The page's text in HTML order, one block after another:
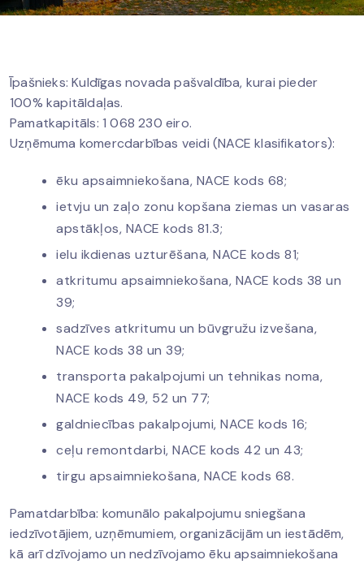
Īpašnieks: Kuldīgas novada pašvaldība, kurai pieder
100% kapitāldaļas.
Pamatkapitāls: 1 068 230 eiro.
Uzņēmuma komercdarbības veidi (NACE klasifikators):
ēku apsaimniekošana, NACE kods 68;
ietvju un zaļo zonu kopšana ziemas un vasaras
apstākļos, NACE kods 81.3;
ielu ikdienas uzturēšana, NACE kods 81;
atkritumu apsaimniekošana, NACE kods 38 un
39;
sadzīves atkritumu un būvgružu izvešana,
NACE kods 38 un 39;
transporta pakalpojumi un tehnikas noma,
NACE kods 49, 52 un 77;
galdniecības pakalpojumi, NACE kods 16;
ceļu remontdarbi, NACE kods 42 un 43;
tirgu apsaimniekošana, NACE kods 68.
Pamatdarbība: komunālo pakalpojumu sniegšana
iedzīvotājiem, uzņēmumiem, organizācijām un iestādēm,
kā arī dzīvojamo un nedzīvojamo ēku apsaimniekošana